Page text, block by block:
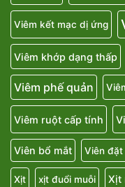
Viêm kết mạc dị ứng
Viêm khớp dạng thấp
Viêm phế quản
Viêm ruột cấp tính
Viên bổ mắt Viên
Xịt xịt đuổi muỗi Xịt